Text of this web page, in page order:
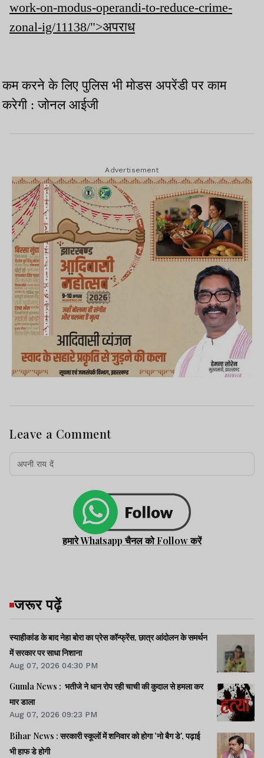
work-on-modus-operandi-to-reduce-crime-
zonal-ig/11138/">अपराध
कम करने के लिए पुलिस भी मोडस अपरेंडी पर काम
करेगी : जोनल आईजी
Advertisement
Leave a Comment
हमारे Whatsapp चैनल को Follow करें
जरूर पढ़ें
स्याहीकांड के बाद नेहा बोरा का प्रेस कॉन्फ्रेंस, छात्र आंदोलन के समर्थन
में सरकार पर साधा निशाना
Aug 07, 2026 04:30 PM
Gumla News : भतीजे ने धान रोप रही चाची की कुदाल से हमला कर
मार डाला
Aug 07, 2026 09:23 PM
Bihar News : सरकारी स्कूलों में शनिवार को होगा 'नो बैग डे', पढ़ाई
भी हाफ डे होगी